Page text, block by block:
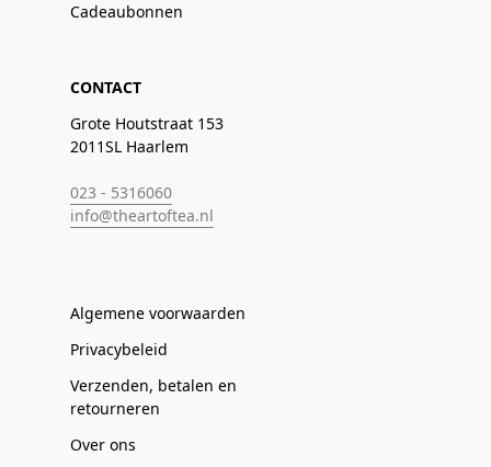
Cadeaubonnen
CONTACT
Grote Houtstraat 153
2011SL Haarlem
023 - 5316060
info@theartoftea.nl
Algemene voorwaarden
Privacybeleid
Verzenden, betalen en
retourneren
Over ons